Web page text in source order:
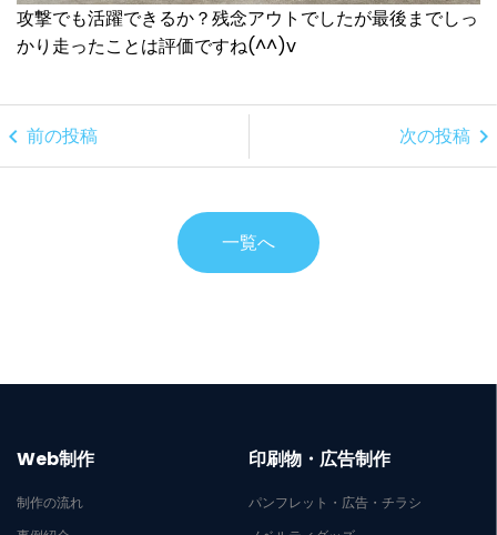
攻撃でも活躍できるか？残念アウトでしたが最後までしっ
かり走ったことは評価ですね(^^)v
chevron_left 前の投稿 次の投稿 chevron_right
一覧へ
Web制作
制作の流れ
印刷物・広告制作
パンフレット・広告・チラシ